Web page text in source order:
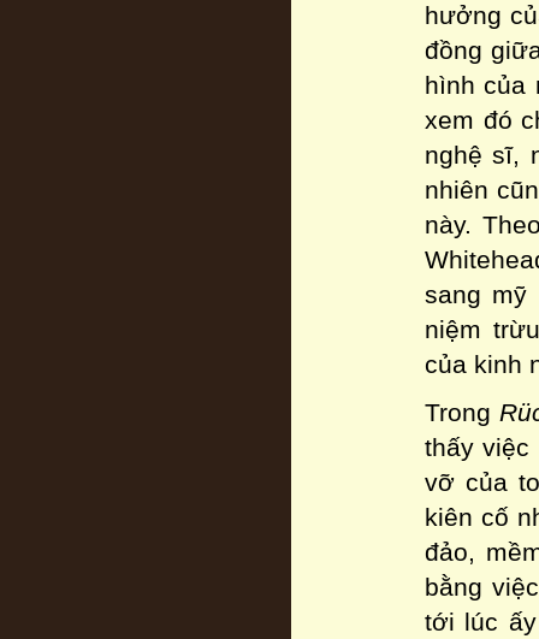
hưởng
đồng
hình của
xem đó
nghệ sĩ,
nhiên
này.
sang mỹ
niệm
của kinh
Trong
thấy
vỡ của
kiên cố
đảo,
bằng
tới lúc ấy